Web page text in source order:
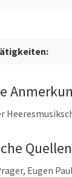
Quellen
Eugen